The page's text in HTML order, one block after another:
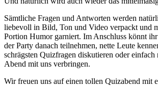
Sämtliche Fragen und Antworten werden
liebevoll in Bild, Ton und Video verpackt und
Portion Humor garniert. Im Anschluss könnt
der Party danach teilnehmen, nette Leute
schrägsten Quizfragen diskutieren oder einfach
Abend mit uns verbringen.
Wir freuen uns auf einen tollen Quizabend mit